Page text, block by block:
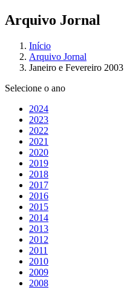
Arquivo Jornal
Início
Arquivo Jornal
Janeiro e Fevereiro 2003
Selecione o ano
2024
2023
2022
2021
2020
2019
2018
2017
2016
2015
2014
2013
2012
2011
2010
2009
2008